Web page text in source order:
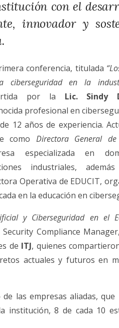
con el
innovador y
conferencia, titulada
ciberseguridad en la
por la Lic. Sindy
profesional en
12 años de experiencia.
como Directora General de
especializada en
industriales,
Operativa de EDUCIT,
en la educación en
y Ciberseguridad en el
Compliance
de ITJ, quienes
actuales y futuros en
las empresas aliadas,
institución, 8 de cada 10